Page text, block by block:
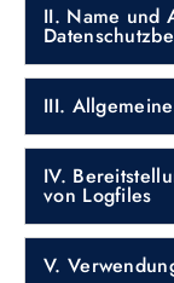
II. Name und
III.
IV.
von Logfiles
V.